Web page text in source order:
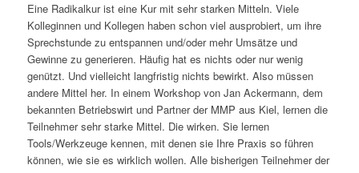
Eine Radikalkur ist eine Kur mit sehr starken Mitteln. Viele
Kolleginnen und Kollegen haben schon viel ausprobiert, um ihre
Sprechstunde zu entspannen und/oder mehr Umsätze und
Gewinne zu generieren. Häufig hat es nichts oder nur wenig
genützt. Und vielleicht langfristig nichts bewirkt. Also müssen
andere Mittel her. In einem Workshop von Jan Ackermann, dem
bekannten Betriebswirt und Partner der MMP aus Kiel, lernen die
Teilnehmer sehr starke Mittel. Die wirken. Sie lernen
Tools/Werkzeuge kennen, mit denen sie Ihre Praxis so führen
können, wie sie es wirklich wollen. Alle bisherigen Teilnehmer der